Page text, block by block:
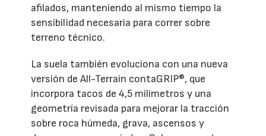
afilados, manteniendo al mismo tiempo la
sensibilidad necesaria para correr sobre
terreno técnico.
La suela también evoluciona con una nueva
versión de All-Terrain contaGRIP®, que
incorpora tacos de 4,5 milímetros y una
geometría revisada para mejorar la tracción
sobre roca húmeda, grava, ascensos y